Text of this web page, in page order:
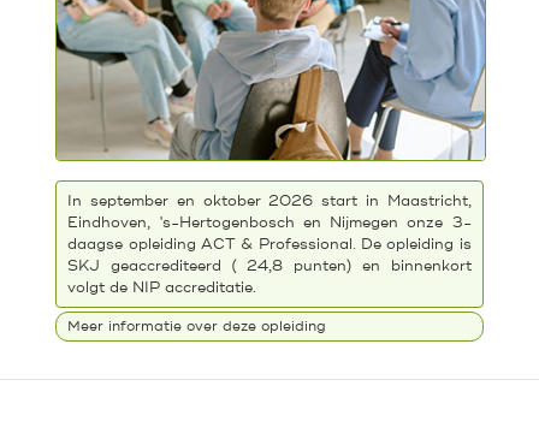
In september en oktober 2026 start in Maastricht,
Eindhoven, 's-Hertogenbosch en Nijmegen onze 3-
daagse opleiding ACT & Professional. De opleiding is
SKJ geaccrediteerd ( 24,8 punten) en binnenkort
volgt de NIP accreditatie.
Meer informatie over deze opleiding